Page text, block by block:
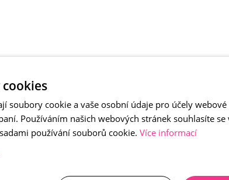
kámen
soubory cookie a vaše osobní údaje pro účely
Používáním našich webových stránek souhlasíte
používání souborů cookie. Více informací